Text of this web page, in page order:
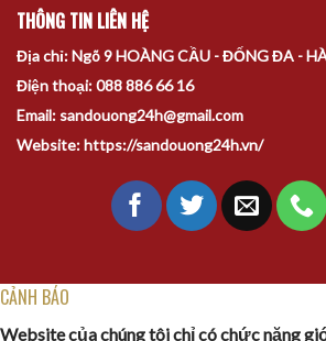
THÔNG TIN LIÊN HỆ
Địa chỉ: Ngõ 9 HOÀNG CẦU - ĐỐNG ĐA -
Điện thoại: 088 886 66 16
Email: sandouong24h@gmail.com
Website: https://sandouong24h.vn/
CẢNH BÁO
Website của chúng tôi chỉ có chức năng